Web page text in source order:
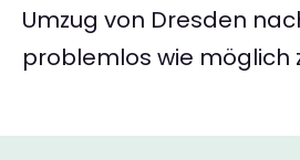
Umzug von Dresden
problemlos wie möglich